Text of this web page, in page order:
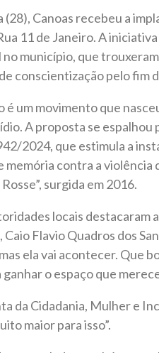
Canoas recebeu a
11 de Janeiro. A
município, que
conscientização pelo fim
é um movimento que
A proposta se
2024, que estimula a
memória contra a
surgida em 2016.
locais destacaram
Flavio Quadros dos
ela vai acontecer. Que
o espaço que
da Cidadania, Mulher e
maior para isso”.